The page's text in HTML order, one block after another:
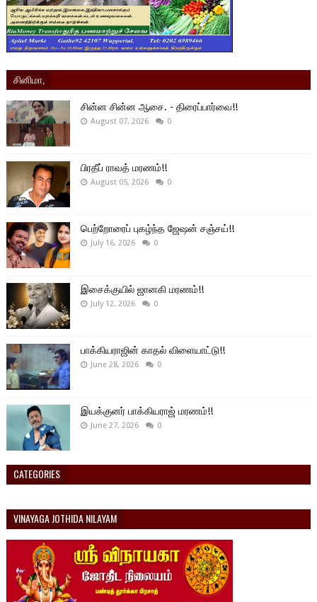
சினிமா,
சின்ன சின்ன ஆசை. - திரைப்பார்வை!!
August 07, 2026 0
பிரதீப் ராவத் மரணம்!!
August 05, 2026 0
பெற்றோரைப் புகழ்ந்த ஜேஷன் சஞ்சய்!!
July 16, 2026 0
இசைக்குயில் ஜானகி மரணம்!!
July 12, 2026 0
பாக்கியராஜின் காதல் விளையாட்டு!!
June 28, 2026 0
இயக்குனர் பாக்கியராஜ் மரணம்!!
June 27, 2026 0
CATEGORIES
VINAYAGA JOTHIDA NILAYAM